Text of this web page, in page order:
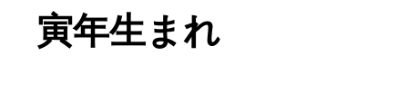
寅年生まれ